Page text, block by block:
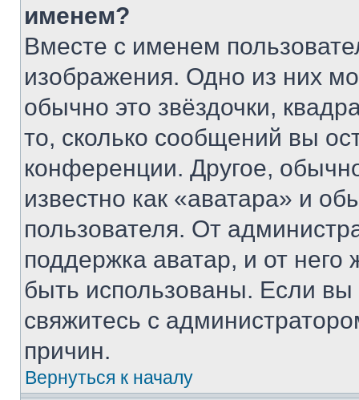
именем?
Вместе с именем
изображения. Одно из них
обычно это звёздочки,
то, сколько сообщений вы
конференции. Другое,
известно как «аватара» и
пользователя. От
поддержка аватар, и от него
быть использованы. Если
свяжитесь с
причин.
Вернуться к началу